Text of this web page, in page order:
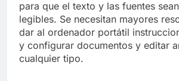
para que el texto y las fuentes
legibles. Se necesitan mayores
dar al ordenador portátil
y configurar documentos y editar
cualquier tipo.